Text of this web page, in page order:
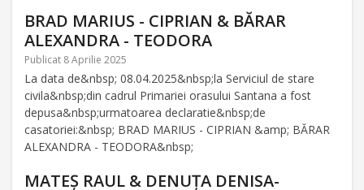
BRAD MARIUS - CIPRIAN & BĂRAR
ALEXANDRA - TEODORA
Publicat 8 Aprilie 2025
La data de&nbsp; 08.04.2025&nbsp;la Serviciul de stare
civila&nbsp;din cadrul Primariei orasului Santana a fost
depusa&nbsp;urmatoarea declaratie&nbsp;de
casatoriei:&nbsp; BRAD MARIUS - CIPRIAN &amp; BĂRAR
ALEXANDRA - TEODORA&nbsp;
MATEȘ RAUL & DENUȚA DENISA-